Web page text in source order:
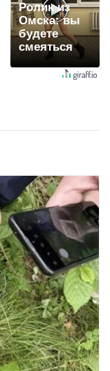
Ролик из
Омска: вы
будете
смеяться